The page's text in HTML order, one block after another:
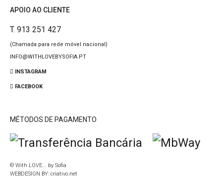
APOIO AO CLIENTE
T. 913 251 427
(Chamada para rede móvel nacional)
INFO@WITHLOVEBYSOFIA.PT
INSTAGRAM
FACEBOOK
MÉTODOS DE PAGAMENTO
© With LOVE... by Sofia
WEBDESIGN BY: criativo.net